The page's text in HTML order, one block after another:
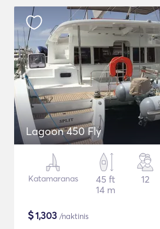
Lagoon 450 Fly
Katamaranas
45 ft
14 m
12
$1,303 /naktinis